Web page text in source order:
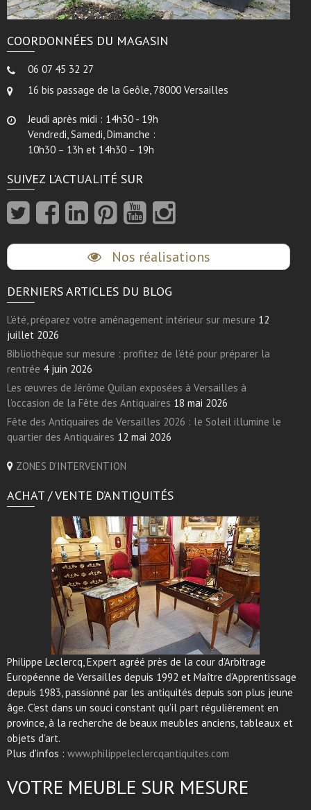
COORDONNÉES DU MAGASIN
06 07 45 32 27
16 bis passage de la Geôle, 78000 Versailles
Jeudi après midi : 14h30 - 19h
Vendredi, Samedi, Dimanche :
10h30 – 13h et 14h30 – 19h
SUIVEZ L’ACTUALITÉ SUR
Nos réalisations
DERNIERS ARTICLES DU BLOG
L’été, préparez votre aménagement intérieur sur mesure 12
juillet 2026
Bibliothèque sur mesure : profitez de l’été pour préparer la
rentrée 4 juin 2026
Les œuvres de Jérôme Quilan exposées à Versailles à
l’occasion de la Fête des Antiquaires 18 mai 2026
Fête des Antiquaires de Versailles 2026 : le Soleil illumine le
quartier des Antiquaires 12 mai 2026
ZONES D'INTERVENTION
ACHAT / VENTE D’ANTIQUITÉS
Philippe Leclercq, Expert agréé près de la cour d’Arbitrage
Européenne de Versailles depuis 1992 et Maître d’Apprentissage
depuis 1983, passionné par les antiquités depuis son plus jeune
âge. C’est dans un souci constant qu’il part régulièrement en
province, à la recherche de beaux meubles anciens, tableaux et
objets d’art.
Plus d'infos : www.philippeleclercqantiquites.com
VOTRE MEUBLE SUR MESURE